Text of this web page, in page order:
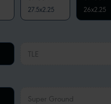
27.5x2.25 26x2.25
TLE
Super Ground